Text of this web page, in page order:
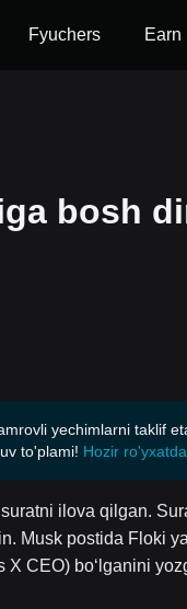
Fyuchers Earn
bosh
yechimlarni taklif
to'plami! Hozir
ilova qilgan.
Musk postida Floki
CEO) bo‘lganini